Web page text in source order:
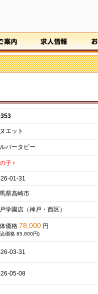
エット
バータビー
子♀
01-31
県高崎市
学園店（神戸・西区）
価格 78,000 円
価格 85,800円)
03-31
05-08